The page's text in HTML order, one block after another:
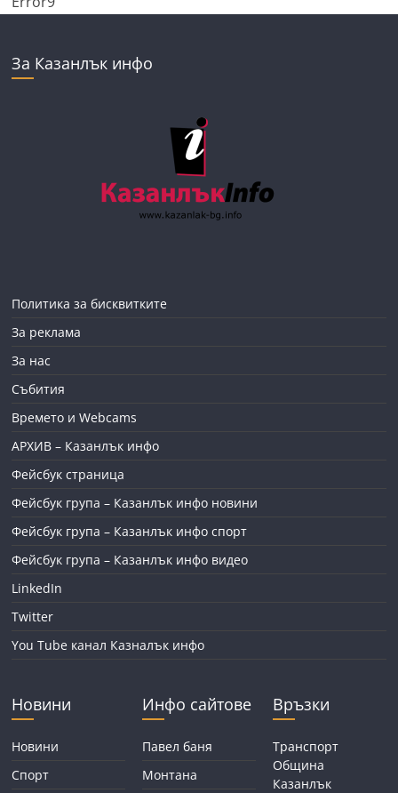
За Казанлък инфо
Политика за бисквитките
За реклама
За нас
Събития
Времето и Webcams
АРХИВ – Казанлък инфо
Фейсбук страница
Фейсбук група – Казанлък инфо новини
Фейсбук група – Казанлък инфо спорт
Фейсбук група – Казанлък инфо видео
LinkedIn
Twitter
You Tube канал Казналък инфо
Новини
Новини
Спорт
Инфо сайтове
Павел баня
Монтана
Връзки
Транспорт
Община
Казанлък